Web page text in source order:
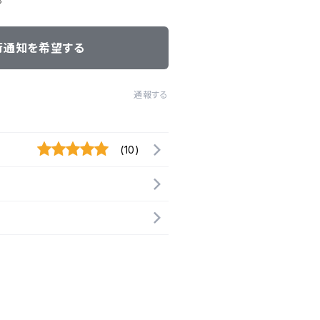
知を希望する
通報する
(10)